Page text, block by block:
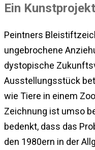
Ein
Peintners
ungebrochene
dystopische
Ausstellungsstück
wie Tiere in einem
Zeichnung ist umso
bedenkt, dass das
den 1980ern in der